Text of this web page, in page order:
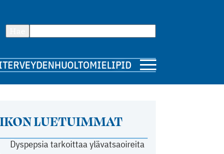
TERVEYDENHUOLTOMIELIPIDE
LUETUIMMAT
Dyspepsia tarkoittaa ylävatsaoireita